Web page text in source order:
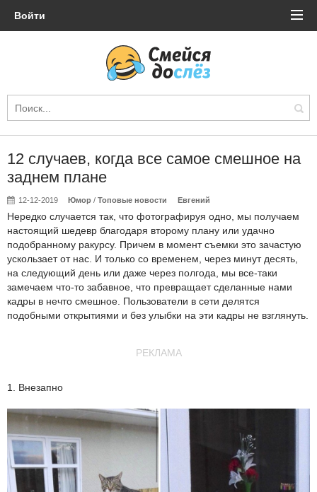
Войти
12 случаев, когда все самое смешное на
заднем плане
12-12-2019 Юмор /Топовые новости Евгений
Нередко случается так, что фотографируя одно, мы получаем
настоящий шедевр благодаря второму плану или удачно
подобранному ракурсу. Причем в момент съемки это зачастую
ускользает от нас. И только со временем, через минут десять,
на следующий день или даже через полгода, мы все-таки
замечаем что-то забавное, что превращает сделанные нами
кадры в нечто смешное. Пользователи в сети делятся
подобными открытиями и без улыбки на эти кадры не взглянуть.
РЕКЛАМА
1. Внезапно